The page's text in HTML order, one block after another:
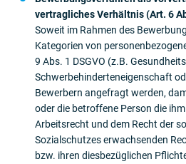
vertragliches Verhältnis (Art. 6
Soweit im Rahmen des
Kategorien von
9 Abs. 1 DSGVO (z.B.
Schwerbehinderteneigenschaft
Bewerbern angefragt werden,
oder die betroffene Person die
Arbeitsrecht und dem Recht der
Sozialschutzes erwachsenden
bzw. ihren diesbezüglichen